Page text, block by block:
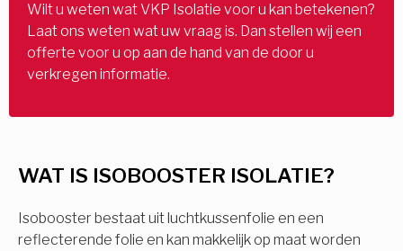
WAT IS ISOBOOSTER ISOLATIE?
Isobooster bestaat uit luchtkussenfolie en een
reflecterende folie en kan makkelijk op maat worden
Wilt u weten wat VKP Isolatie voor u kan betekenen?
Laat ons weten wat uw vraag is. Dan stellen wij een
offerte voor u op aan de hand van de door u
verkregen informatie.